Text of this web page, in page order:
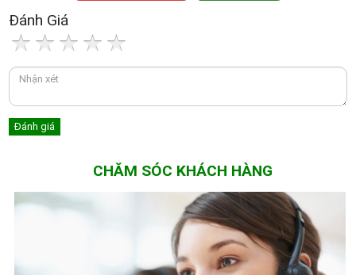
Đánh Giá
CHĂM SÓC KHÁCH HÀNG